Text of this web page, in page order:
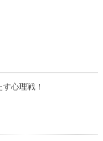
心理戦！